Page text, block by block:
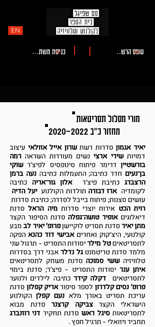
EN
מורי מסלול תסריטאות
מחזור כ"ב2020-2022
יאיר אגמוןסדרות רשתשרון אייל אזולאי עיצוב
דמויותשירי ארצינשים מעוררות השראה רמה
בורשטיין דרימר פיתוח סינופסיס לפיצ'ר שוקי
בן־נעים חדר כתיבה; התעמלות כתיבהנעה ברמן
הרצברגכתיבת פיצ'ראלון גור־אריה כתיבה
לקומדיהארז דבורה תולדות הקולנועיעל הדיה
עושים סצנות; פיתוח בייבל לסדרה; כתיבת סדרות
רוית הכט אירוח יוצרי סדרותמיה הראלסדנת
דיאלוגיםאופיר טושה־גפלה סדנת הסיפור הקצר
מתן יאיר סדנת תסריט לוקיישןפרופ' יאיר לבמבע
קולנועי, היצ'קוק ואחריםאבישי דוד כהנא הפקה
לתסריטאיםטל מילריסודות התסריט – תרגול שני
מלמד סדנת טריטמנטגל נדלר אבני דרך בסדרות
טלוויזיה ששי סמוכה סדנת משחק לתסריטאים
איתן ענר יסודות התסריט – פיצ'ר; סדנת בימוי
לתסריטאים דקלה קידר כתיבה לילדים ולנוער
פרופ' נסים קלדרון לספר סיפוראריק קפלון סדנת
עריכת תסריט באורך מלא נעם קפלןהקולנוע
הישראלי הקצרצביקה קרצנרסדנת מבוא
לתסריטאותסיגל ראש סדנת תחקיר דני רוזנברג
תחביר ויזואלי – תרגיל חפץ .